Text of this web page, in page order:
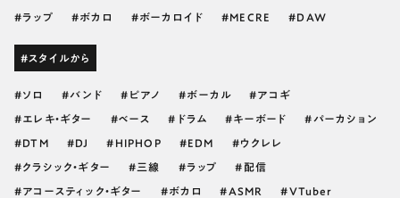
ラップ ボカロ ボーカロイド MECRE DAW
#スタイルから
ソロ バンド ピアノ ボーカル アコギ
エレキ・ギター ベース ドラム キーボード パーカション
DTM DJ HIPHOP EDM ウクレレ
クラシック・ギター 三線 ラップ 配信
アコースティック・ギター ボカロ ASMR VTuber